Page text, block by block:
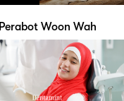
Perabot Woon Wah